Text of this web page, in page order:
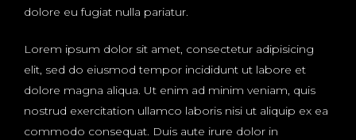
dolore eu fugiat nulla pariatur.
Lorem ipsum dolor sit amet, consectetur adipisicing
elit, sed do eiusmod tempor incididunt ut labore et
dolore magna aliqua. Ut enim ad minim veniam, quis
nostrud exercitation ullamco laboris nisi ut aliquip ex ea
commodo consequat. Duis aute irure dolor in